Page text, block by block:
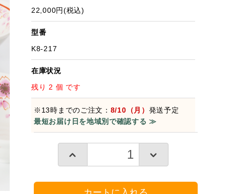
22,000円(税込)
型番
K8-217
在庫状況
残り 2 個 です
※13時までのご注文： 8/10（月） 発送予定
最短お届け日を地域別で確認する ≫